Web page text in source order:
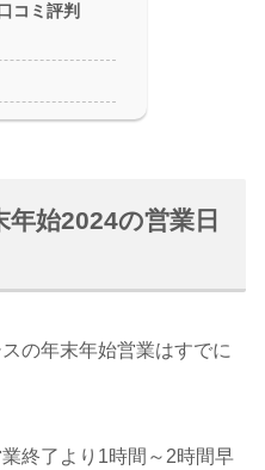
コミ評判
始2024の営業日
の年末年始営業はすでに
終了より1時間～2時間早